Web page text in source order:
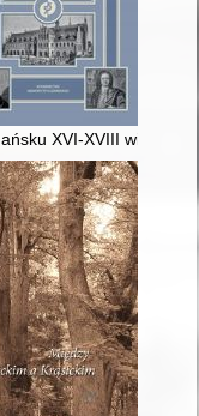
XVI-XVIII wieku :